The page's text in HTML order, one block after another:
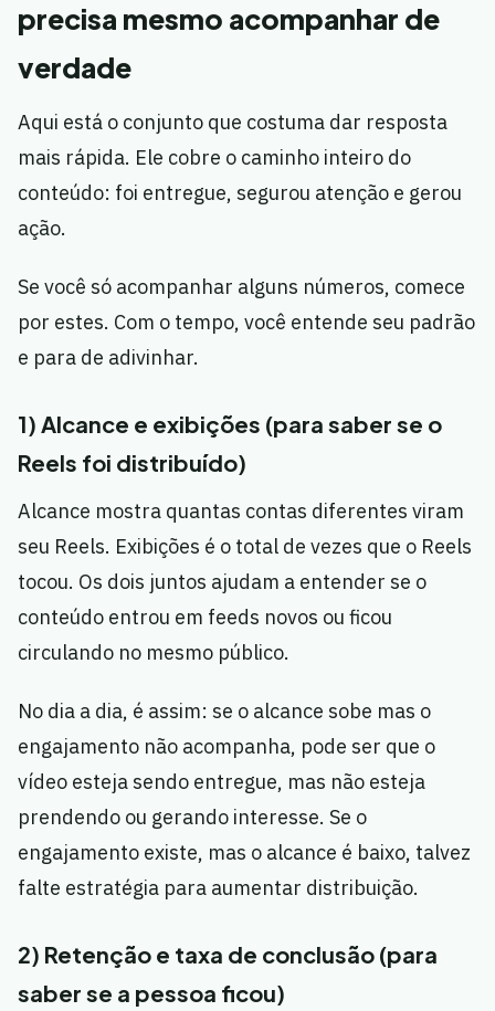
precisa mesmo acompanhar de
verdade
Aqui está o conjunto que costuma dar resposta
mais rápida. Ele cobre o caminho inteiro do
conteúdo: foi entregue, segurou atenção e gerou
ação.
Se você só acompanhar alguns números, comece
por estes. Com o tempo, você entende seu padrão
e para de adivinhar.
1) Alcance e exibições (para saber se o
Reels foi distribuído)
Alcance mostra quantas contas diferentes viram
seu Reels. Exibições é o total de vezes que o Reels
tocou. Os dois juntos ajudam a entender se o
conteúdo entrou em feeds novos ou ficou
circulando no mesmo público.
No dia a dia, é assim: se o alcance sobe mas o
engajamento não acompanha, pode ser que o
vídeo esteja sendo entregue, mas não esteja
prendendo ou gerando interesse. Se o
engajamento existe, mas o alcance é baixo, talvez
falte estratégia para aumentar distribuição.
2) Retenção e taxa de conclusão (para
saber se a pessoa ficou)